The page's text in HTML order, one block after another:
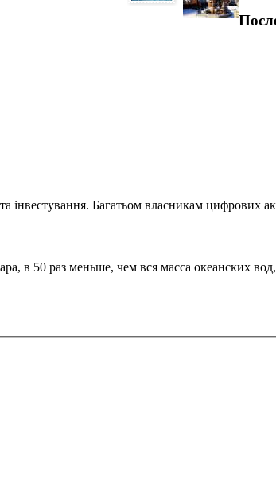
інвестування. Багатьом власникам цифрових
в 50 раз меньше, чем вся масса океанских